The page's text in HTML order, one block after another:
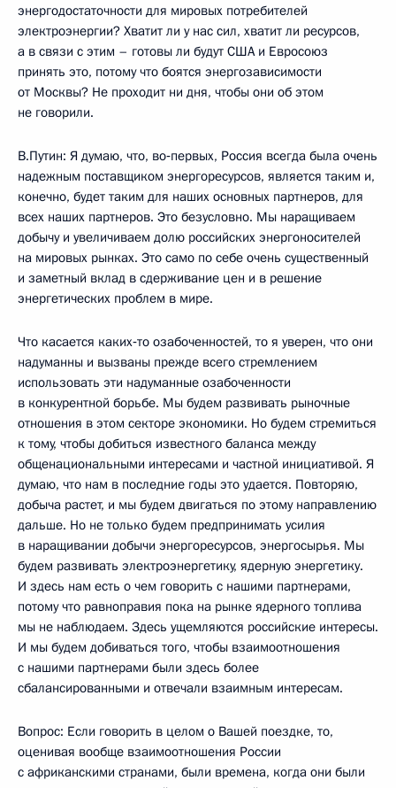
энергодостаточности для мировых потребителей
электроэнергии? Хватит ли у нас сил, хватит ли ресурсов,
а в связи с этим – готовы ли будут США и Евросоюз
принять это, потому что боятся энергозависимости
от Москвы? Не проходит ни дня, чтобы они об этом
не говорили.
В.Путин: Я думаю, что, во‑первых, Россия всегда была очень
надежным поставщиком энергоресурсов, является таким и,
конечно, будет таким для наших основных партнеров, для
всех наших партнеров. Это безусловно. Мы наращиваем
добычу и увеличиваем долю российских энергоносителей
на мировых рынках. Это само по себе очень существенный
и заметный вклад в сдерживание цен и в решение
энергетических проблем в мире.
Что касается каких‑то озабоченностей, то я уверен, что они
надуманны и вызваны прежде всего стремлением
использовать эти надуманные озабоченности
в конкурентной борьбе. Мы будем развивать рыночные
отношения в этом секторе экономики. Но будем стремиться
к тому, чтобы добиться известного баланса между
общенациональными интересами и частной инициативой. Я
думаю, что нам в последние годы это удается. Повторяю,
добыча растет, и мы будем двигаться по этому направлению
дальше. Но не только будем предпринимать усилия
в наращивании добычи энергоресурсов, энергосырья. Мы
будем развивать электроэнергетику, ядерную энергетику.
И здесь нам есть о чем говорить с нашими партнерами,
потому что равноправия пока на рынке ядерного топлива
мы не наблюдаем. Здесь ущемляются российские интересы.
И мы будем добиваться того, чтобы взаимоотношения
с нашими партнерами были здесь более
сбалансированными и отвечали взаимным интересам.
Вопрос: Если говорить в целом о Вашей поездке, то,
оценивая вообще взаимоотношения России
с африканскими странами, были времена, когда они были